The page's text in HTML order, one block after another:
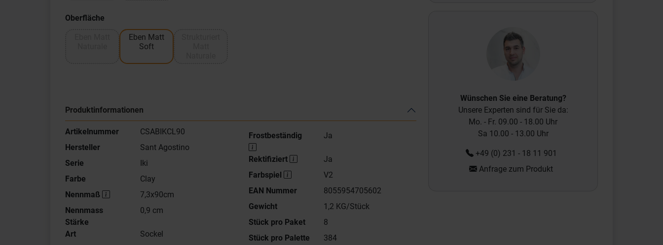
Oberfläche
Eben Matt
Soft
Produktinformationen
Artikelnummer
CSABIKCL90
Hersteller
Sant Agostino
Serie
Iki
Farbe
Clay
Nennmaß
7,3x90cm
Nennmass
Stärke
0,9 cm
Art
Sockel
Frostbeständig Ja
Rektifiziert
Ja
Farbspiel
V2
EAN Nummer
8055954705602
Gewicht
1,2 KG/Stück
Stück pro Paket
8
Stück pro Palette
384
Wünschen Sie eine Beratung?
Unsere Experten sind für Sie da:
Mo. - Fr. 09.00 - 18.00 Uhr
Sa 10.00 - 13.00 Uhr
+49 (0) 231 - 18 11 901
Anfrage zum Produkt